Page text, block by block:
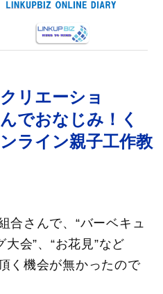
リエーショ
でおなじみ！く
ライン親子工作教
合さんで、“バーベキュ
大会”、“お花見”など
く機会が無かったので